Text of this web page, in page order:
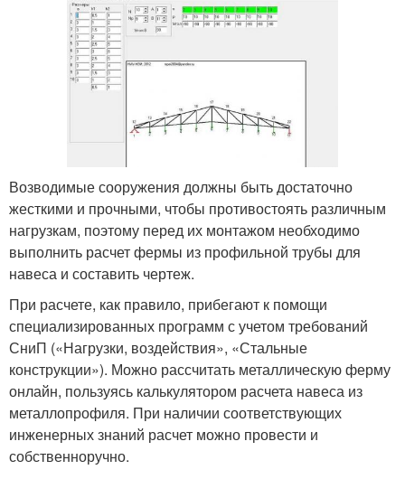
Возводимые сооружения должны быть достаточно
жесткими и прочными, чтобы противостоять различным
нагрузкам, поэтому перед их монтажом необходимо
выполнить расчет фермы из профильной трубы для
навеса и составить чертеж.
При расчете, как правило, прибегают к помощи
специализированных программ с учетом требований
СниП («Нагрузки, воздействия», «Стальные
конструкции»). Можно рассчитать металлическую ферму
онлайн, пользуясь калькулятором расчета навеса из
металлопрофиля. При наличии соответствующих
инженерных знаний расчет можно провести и
собственноручно.